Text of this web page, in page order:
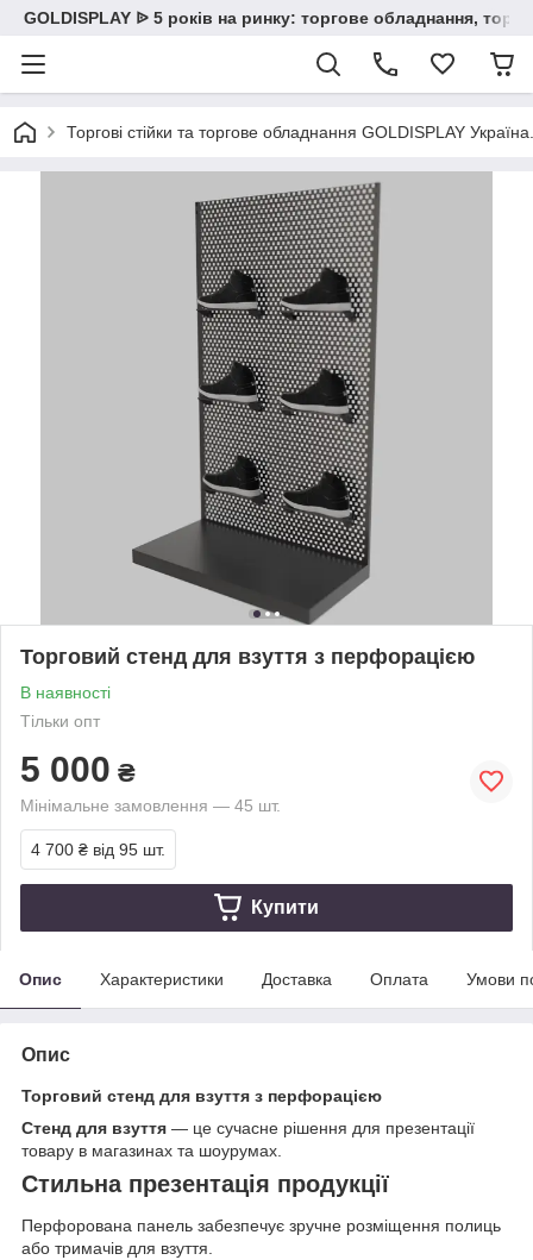
GOLDISPLAY ᐉ 5 років на ринку: торгове обладнання,
Торгові стійки та торгове обладнання GOLDISPLAY
Торговий стенд для взуття з перфорацією
В наявності
Тільки опт
5 000 ₴
Мінімальне замовлення — 45 шт.
4 700 ₴ від 95 шт.
Купити
Опис Характеристики Доставка Оплата Умови
Опис
Торговий стенд для взуття з перфорацією
Стенд для взуття — це сучасне рішення для презентації
товару в магазинах та шоурумах.
Стильна презентація продукції
Перфорована панель забезпечує зручне розміщення полиць
або тримачів для взуття.